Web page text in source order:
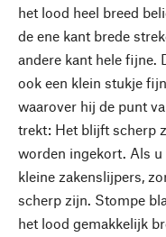
het lood heel breed
de ene kant brede
andere kant hele fijne.
ook een klein stukje
waarover hij de punt
trekt: Het blijft scherp
worden ingekort. Als u
kleine zakenslijpers,
scherp zijn. Stompe
het lood gemakkelijk